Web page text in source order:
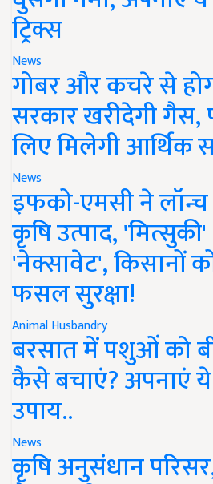
ट्रिक्स
News
गोबर और कचरे से
सरकार खरीदेगी गैस,
लिए मिलेगी आर्थिक
News
इफको-एमसी ने लॉन्च
कृषि उत्पाद,
'नेक्सावेट', किसानों
फसल सुरक्षा!
Animal Husbandry
बरसात में पशुओं को
कैसे बचाएं? अपनाएं
उपाय..
News
कृषि अनुसंधान